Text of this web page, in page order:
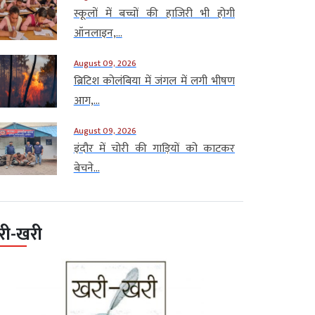
स्कूलों में बच्चों की हाजिरी भी होगी
ऑनलाइन,...
August 09, 2026
ब्रिटिश कोलंबिया में जंगल में लगी भीषण
आग,...
August 09, 2026
इंदौर में चोरी की गाड़ियों को काटकर
बेचने...
खरी